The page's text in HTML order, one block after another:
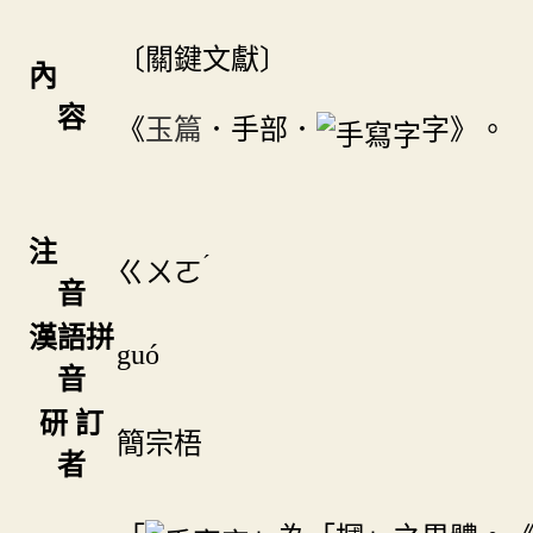
內
容
〔關鍵文獻〕
《玉篇 ．手部． 字》。
注
音
ㄍㄨㄛˊ
漢語拼
音
guó
研 訂
者
簡宗梧